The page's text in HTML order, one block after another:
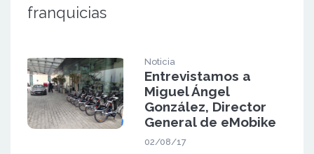
franquicias
Noticia
Entrevistamos a
Miguel Ángel
González, Director
General de eMobike
02/08/17